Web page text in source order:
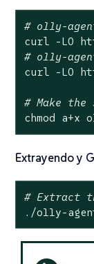
# o11y-
# o11y-
curl -LO
# Make
chmod a+x
Extrayendo y
# Extract
./o11y-